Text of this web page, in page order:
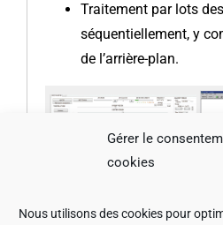
Gérer le
cookies
Nous utilisons des cookies pour
Traitement par lots
séquentiellement, y
de l’arrière-plan.